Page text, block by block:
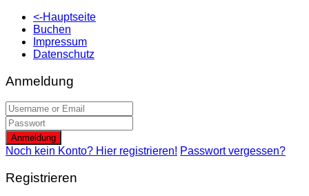
<-Hauptseite
Buchen
Impressum
Datenschutz
Anmeldung
Anmeldung
Noch kein Konto? Hier registrieren! Passwort vergessen?
Registrieren